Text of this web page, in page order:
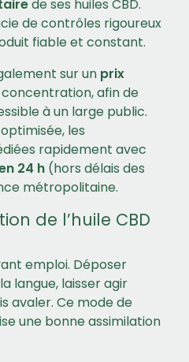
de ses huiles CBD.
de contrôles rigoureux
fiable et constant.
sur un prix
afin de
à un large public.
les
rapidement avec
24 h (hors délais des
métropolitaine.
de l’huile CBD
emploi. Déposer
langue, laisser agir
avaler. Ce mode de
une bonne assimilation